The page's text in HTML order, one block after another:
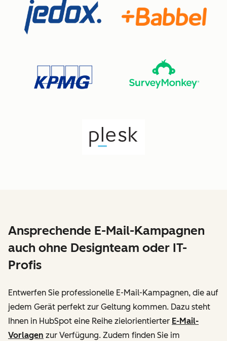
Ansprechende E-Mail-Kampagnen
auch ohne Designteam oder IT-
Profis
Entwerfen Sie professionelle E-Mail-Kampagnen, die auf
jedem Gerät perfekt zur Geltung kommen. Dazu steht
Ihnen in HubSpot eine Reihe zielorientierter E-Mail-
Vorlagen zur Verfügung. Zudem finden Sie im